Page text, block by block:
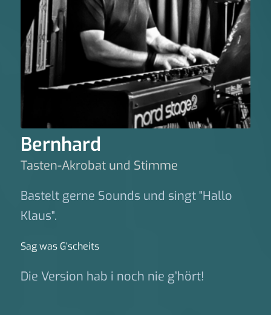
Bernhard
Tasten-Akrobat und Stimme
Bastelt gerne Sounds und singt "Hallo
Klaus".
Sag was G‘scheits
Die Version hab i noch nie g’hört!